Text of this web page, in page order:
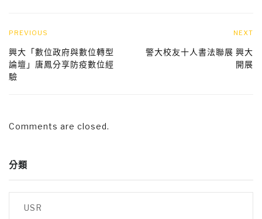
PREVIOUS
興大「數位政府與數位轉型
論壇」唐鳳分享防疫數位經
驗
NEXT
警大校友十人書法聯展 興大
開展
Comments are closed.
分類
USR